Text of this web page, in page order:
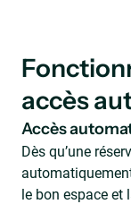
accès
Accès
Dès qu’une
le bon espace et